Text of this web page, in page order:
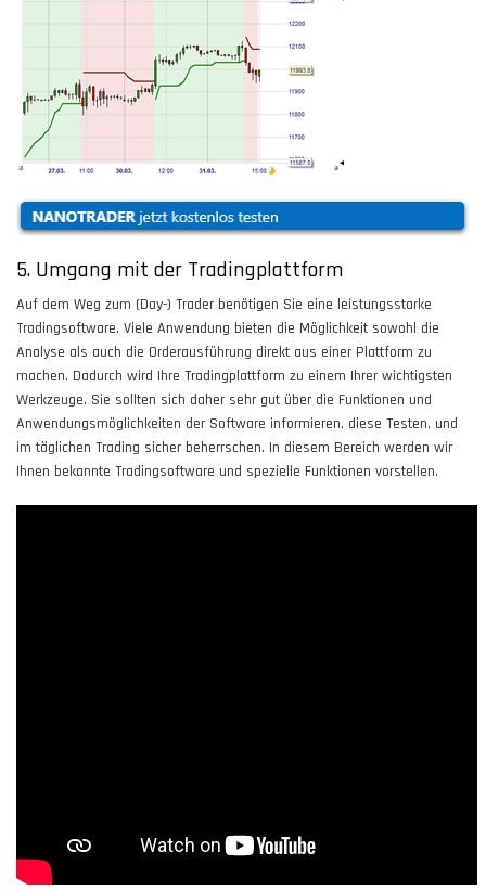
5. Umgang mit der Tradingplattform
Auf dem Weg zum (Day-) Trader benötigen Sie eine leistungsstarke
Tradingsoftware. Viele Anwendung bieten die Möglichkeit sowohl die
Analyse als auch die Orderausführung direkt aus einer Plattform zu
machen. Dadurch wird Ihre Tradingplattform zu einem Ihrer wichtigsten
Werkzeuge. Sie sollten sich daher sehr gut über die Funktionen und
Anwendungsmöglichkeiten der Software informieren, diese Testen, und
im täglichen Trading sicher beherrschen. In diesem Bereich werden wir
Ihnen bekannte Tradingsoftware und spezielle Funktionen vorstellen.